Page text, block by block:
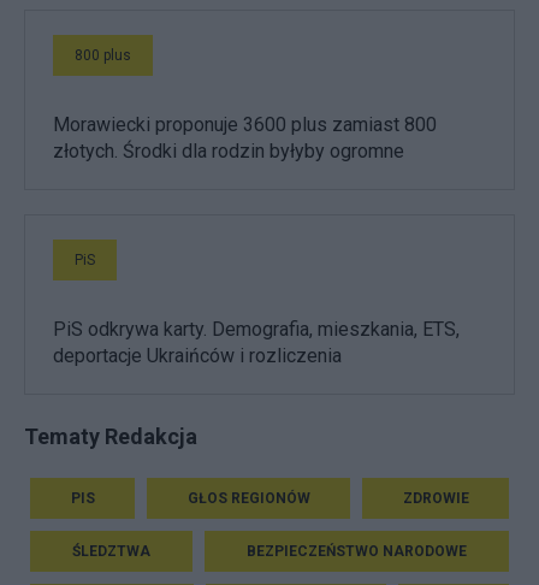
800 plus
Morawiecki proponuje 3600 plus zamiast 800
złotych. Środki dla rodzin byłyby ogromne
PiS
PiS odkrywa karty. Demografia, mieszkania, ETS,
deportacje Ukraińców i rozliczenia
Tematy Redakcja
PIS GŁOS REGIONÓW ZDROWIE
ŚLEDZTWA BEZPIECZEŃSTWO NARODOWE